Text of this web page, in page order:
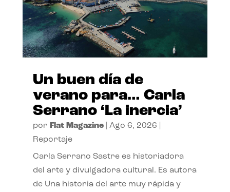
Un buen día de
verano para… Carla
Serrano ‘La inercia’
por Flat Magazine| Ago 6, 2026
Reportaje
Carla Serrano Sastre es historiadora
del arte y divulgadora cultural. Es autora
de Una historia del arte muy rápida y